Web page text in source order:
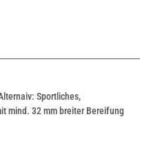
Sportliches,
mind. 32 mm breiter Bereifung